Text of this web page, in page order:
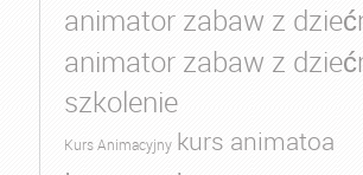
animator zabaw z
animator zabaw z
szkolenie
Kurs Animacyjny kurs animatoa